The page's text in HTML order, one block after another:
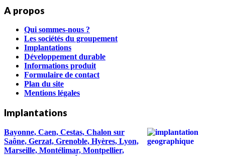
A propos
Qui sommes-nous ?
Les sociétés du groupement
Implantations
Développement durable
Informations produit
Formulaire de contact
Plan du site
Mentions légales
Implantations
Bayonne, Caen, Cestas, Chalon sur
Saône, Gerzat, Grenoble, Hyères, Lyon,
Marseille, Montélimar, Montpellier,